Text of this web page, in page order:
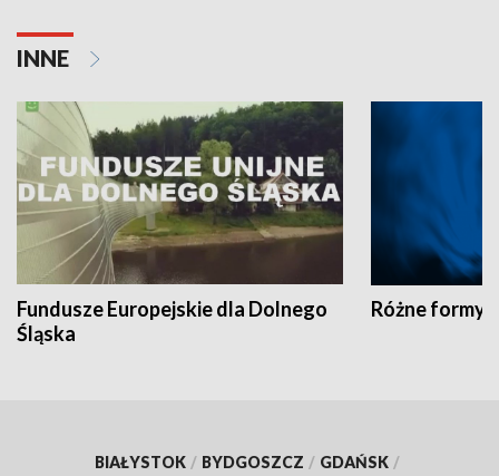
INNE
Fundusze Europejskie dla Dolnego
Śląska
Różne formy
BIAŁYSTOK / BYDGOSZCZ / GDAŃSK /